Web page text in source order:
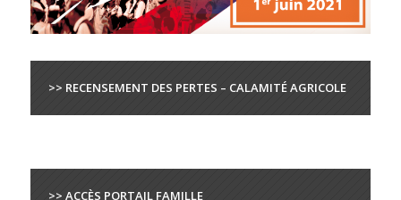
>> RECENSEMENT DES PERTES – CALAMITÉ AGRICOLE
>> ACCÈS PORTAIL FAMILLE